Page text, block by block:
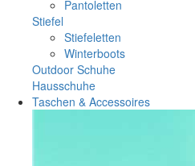
Pantoletten
Stiefel
Stiefeletten
Winterboots
Outdoor Schuhe
Hausschuhe
Taschen & Accessoires